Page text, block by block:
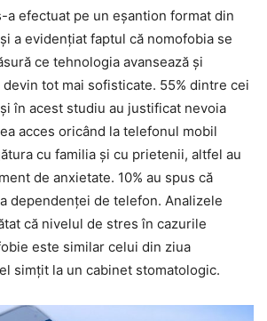
a efectuat pe un eşantion format din
a evidenţiat faptul că nomofobia se
ce tehnologia avansează şi
tot mai sofisticate. 55% dintre cei
în acest studiu au justificat nevoia
acces oricând la telefonul mobil
cu familia şi cu prietenii, altfel au
de anxietate. 10% au spus că
dependenţei de telefon. Analizele
că nivelul de stres în cazurile
este similar celui din ziua
simţit la un cabinet stomatologic.